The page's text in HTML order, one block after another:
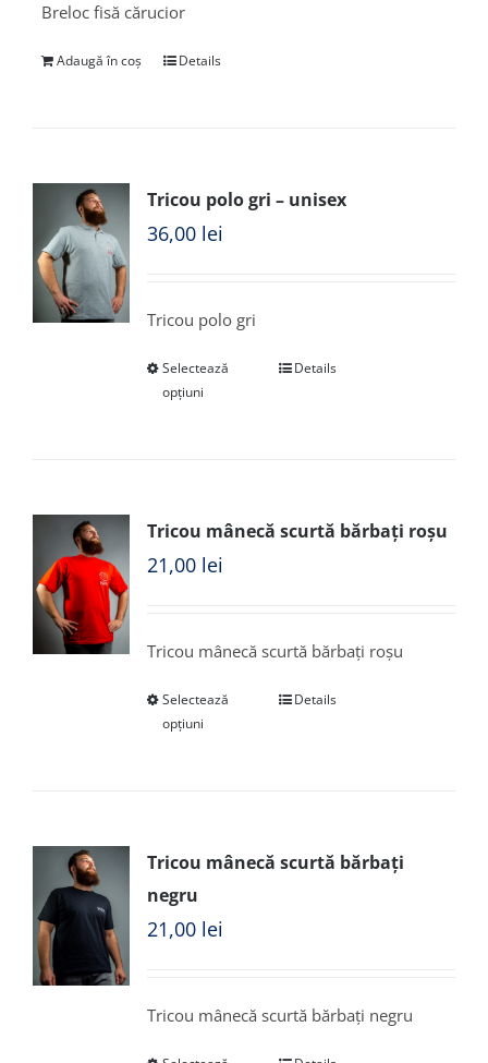
Breloc fisă cărucior
Adaugă în coș Details
Tricou polo gri – unisex
36,00 lei
Tricou polo gri
Selectează
opțiuni
Details
Tricou mânecă scurtă bărbați roșu
21,00 lei
Tricou mânecă scurtă bărbați roșu
Selectează
opțiuni
Details
Tricou mânecă scurtă bărbați
negru
21,00 lei
Tricou mânecă scurtă bărbați negru